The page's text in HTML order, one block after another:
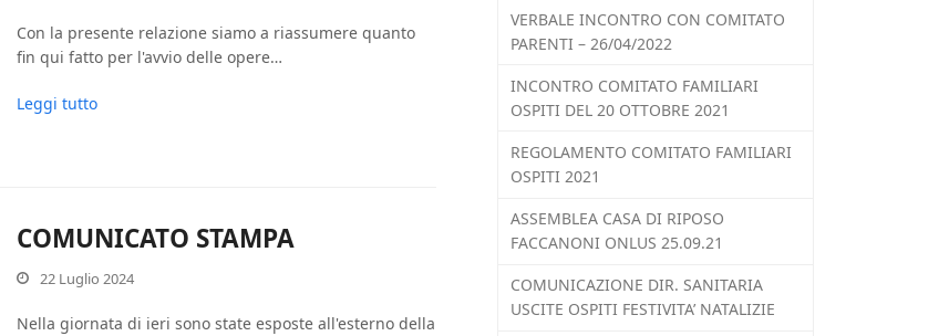
Con la presente relazione siamo a riassumere quanto
fin qui fatto per l'avvio delle opere…
Leggi tutto
COMUNICATO STAMPA
22 Luglio 2024
Nella giornata di ieri sono state esposte all'esterno della
VERBALE INCONTRO CON COMITATO
PARENTI – 26/04/2022
INCONTRO COMITATO FAMILIARI
OSPITI DEL 20 OTTOBRE 2021
REGOLAMENTO COMITATO FAMILIARI
OSPITI 2021
ASSEMBLEA CASA DI RIPOSO
FACCANONI ONLUS 25.09.21
COMUNICAZIONE DIR. SANITARIA
USCITE OSPITI FESTIVITA’ NATALIZIE